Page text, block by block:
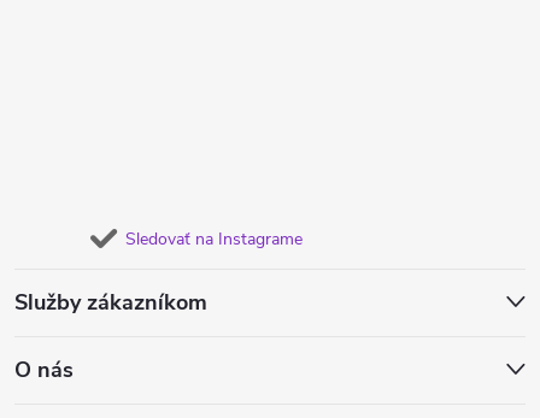
Sledovať na Instagrame
Služby zákazníkom
O nás